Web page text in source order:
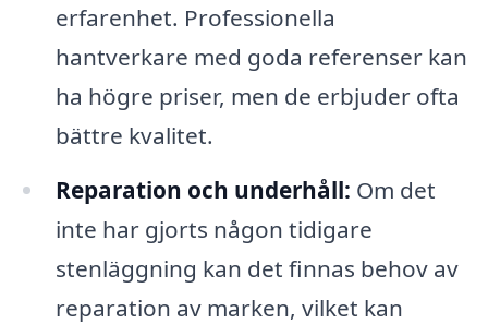
erfarenhet. Professionella
hantverkare med goda referenser kan
ha högre priser, men de erbjuder ofta
bättre kvalitet.
Reparation och underhåll: Om det
inte har gjorts någon tidigare
stenläggning kan det finnas behov av
reparation av marken, vilket kan